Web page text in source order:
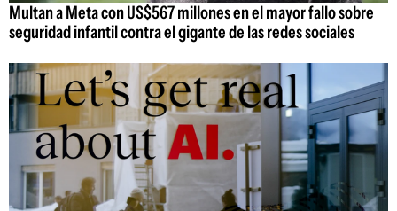
Multan a Meta con US$567 millones en el mayor fallo sobre
seguridad infantil contra el gigante de las redes sociales